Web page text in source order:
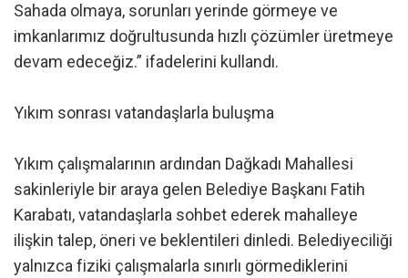
Sahada olmaya, sorunları yerinde görmeye ve
imkanlarımız doğrultusunda hızlı çözümler üretmeye
devam edeceğiz.” ifadelerini kullandı.
Yıkım sonrası vatandaşlarla buluşma
Yıkım çalışmalarının ardından Dağkadı Mahallesi
sakinleriyle bir araya gelen Belediye Başkanı Fatih
Karabatı, vatandaşlarla sohbet ederek mahalleye
ilişkin talep, öneri ve beklentileri dinledi. Belediyeciliği
yalnızca fiziki çalışmalarla sınırlı görmediklerini